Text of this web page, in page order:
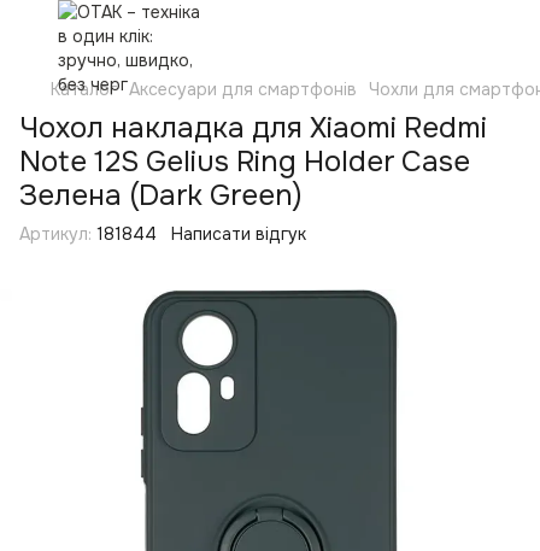
Каталог Аксесуари для смартфонів Чохли для
Чохол накладка для Xiaomi Redmi
Note 12S Gelius Ring Holder Case
Зелена (Dark Green)
Артикул: 181844 Написати відгук